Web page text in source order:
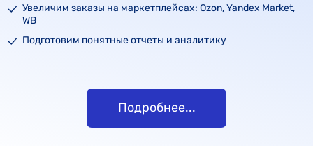
Увеличим заказы на маркетплейсах: Ozon, Yandex Market,
WB
Подготовим понятные отчеты и аналитику
Подробнее...